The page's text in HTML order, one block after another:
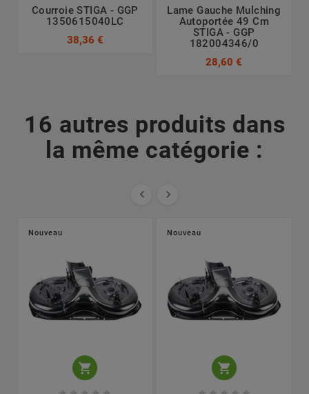
Courroie STIGA - GGP
1350615040LC
38,36 €
Lame Gauche Mulching
Autoportée 49 Cm
STIGA - GGP
182004346/0
28,60 €
16 autres produits dans
la même catégorie :
 
Nouveau

Nouveau
